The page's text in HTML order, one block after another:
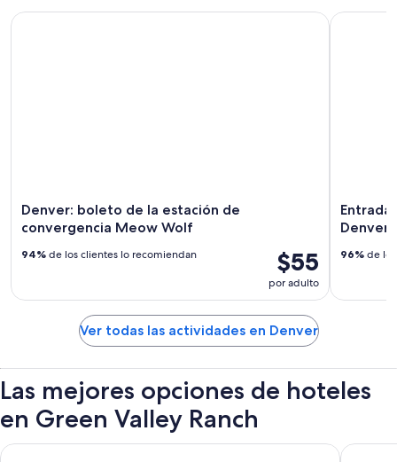
Denver: boleto de la estación de
convergencia Meow Wolf
$55
por adulto
94% de los clientes lo recomiendan
Denver: boleto de la estación de convergencia Meow Wolf
Denver
96% de
Entrada
Ver todas las actividades en Denver
Las mejores opciones de hoteles
en Green Valley Ranch
Sonesta Denver Downtown Hyatt